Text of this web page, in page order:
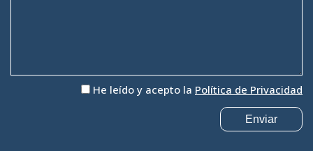
He leído y acepto la Política de Privacidad